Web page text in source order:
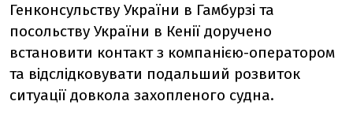
Генконсульству України в Гамбурзі та
посольству України в Кенії доручено
встановити контакт з компанією-оператором
та відслідковувати подальший розвиток
ситуації довкола захопленого судна.